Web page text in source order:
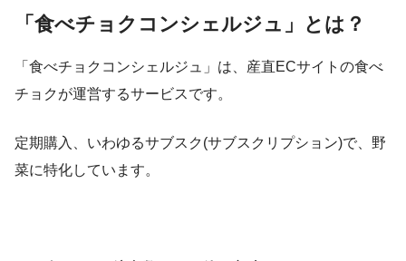
「食べチョクコンシェルジュ」とは？
「食べチョクコンシェルジュ」は、産直ECサイトの食べ
チョクが運営するサービスです。
定期購入、いわゆるサブスク(サブスクリプション)で、野
菜に特化しています。